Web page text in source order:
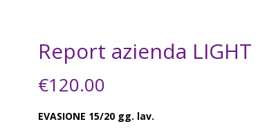
Report azienda LIGHT
€120.00
EVASIONE 15/20 gg. lav.